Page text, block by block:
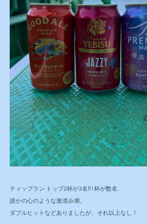
ティップラン トップ2杯が3名‼️1杯が数名...
誰かの心のような激澄み潮。
ダブルヒットなどありましたが、それ以上なし！